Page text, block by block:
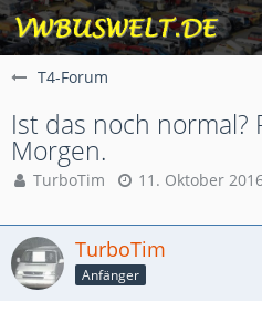
T4-Forum
Ist das noch normal?
Morgen.
TurboTim 11. Oktober
TurboTim
Anfänger